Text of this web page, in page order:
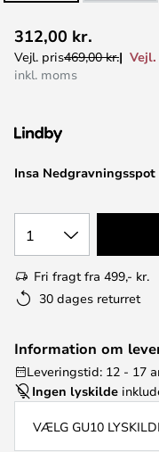
til
starten
Insa
312,00 kr.
Vejl. pris469,00 kr.
inkl. moms
1
Fri fragt fra 499,- kr.
30 dages returret
Information om
Leveringstid: 12 - 17
Ingen lyskilde
VÆLG GU10